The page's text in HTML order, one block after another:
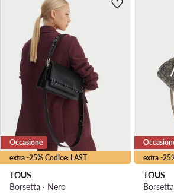
extra -25% Codice: LAST
Occasione
TOUS
Borsetta · Nero
extra -
TOUS